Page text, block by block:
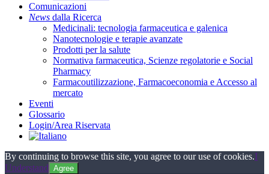
Comunicazioni
News dalla Ricerca
Medicinali: tecnologia farmaceutica e galenica
Nanotecnologie e terapie avanzate
Prodotti per la salute
Normativa farmaceutica, Scienze regolatorie e Social
Pharmacy
Farmacoutilizzazione, Farmacoeconomia e Accesso al
mercato
Eventi
Glossario
Login/Area Riservata
By continuing to browse this site, you agree to our use of cookies.I
Understand Agree